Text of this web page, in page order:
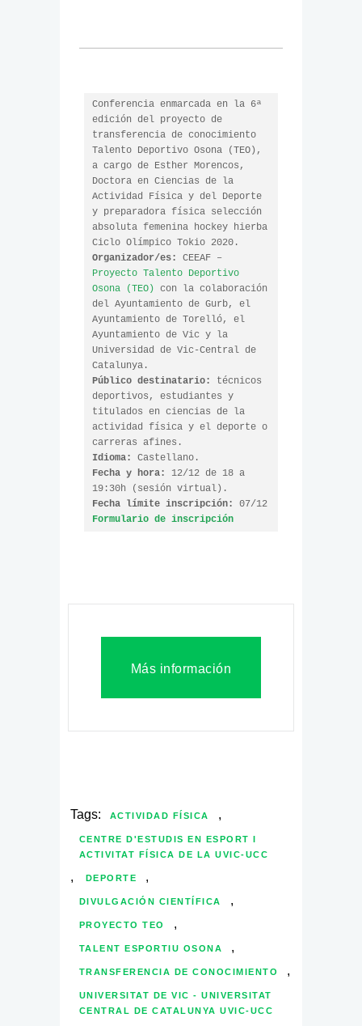
Conferencia enmarcada en la 6ª
edición del proyecto de
transferencia de conocimiento
Talento Deportivo Osona (TEO),
a cargo de Esther Morencos,
Doctora en Ciencias de la
Actividad Física y del Deporte
y preparadora física selección
absoluta femenina hockey hierba
Organizador/es:
Proyecto Talento Deportivo
Osona (TEO) con la colaboración
del Ayuntamiento de Gurb, el
Ayuntamiento de Torelló, el
Ayuntamiento de Vic y la
Universidad de Vic-Central de
Público destinatario:
técnicos
deportivos, estudiantes y
titulados en ciencias de la
actividad física y el deporte o
Idioma:
Fecha y hora:
12/12 de 18 a
Fecha límite inscripción:
Formulario de inscripción
Más información
Tags: ACTIVIDAD FÍSICA ,
CENTRE D'ESTUDIS EN ESPORT I
ACTIVITAT FÍSICA DE LA UVIC-UCC
, DEPORTE ,
DIVULGACIÓN CIENTÍFICA ,
PROYECTO TEO ,
TALENT ESPORTIU OSONA ,
TRANSFERENCIA DE CONOCIMIENTO ,
UNIVERSITAT DE VIC - UNIVERSITAT
CENTRAL DE CATALUNYA UVIC-UCC